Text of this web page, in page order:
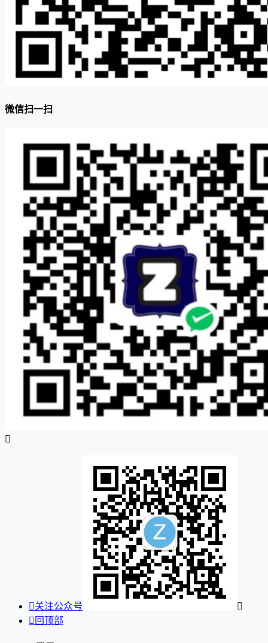
微信扫一扫

关注公众号

 回顶部